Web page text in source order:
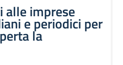
alle imprese
e periodici per
la